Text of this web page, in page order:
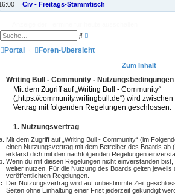
Civ - Freitags-Stammtisch
S
c w
e
e
r
t
e
S
Portal Foren-Übersicht
Zum Inhalt
Writing Bull - Community - Nutzungsbedingungen
Mit dem Zugriff auf „Writing Bull - Community“
(„https://community.writingbull.de“) wird
Vertrag mit folgenden Regelungen geschlossen:
1. Nutzungsvertrag
Mit dem Zugriff auf „Writing Bull - Community“ (im
einen Nutzungsvertrag mit dem Betreiber des Boards ab
erklärst dich mit den nachfolgenden Regelungen
Wenn du mit diesen Regelungen nicht einverstanden
weiter nutzen. Für die Nutzung des Boards gelten jeweils
veröffentlichten Regelungen.
Der Nutzungsvertrag wird auf unbestimmte Zeit
Seiten ohne Einhaltung einer Frist jederzeit gekündigt